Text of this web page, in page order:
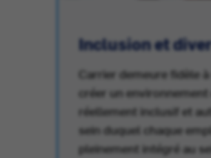
Inclusion et
Carrier demeure fidèle
créer un
réellement inclusif et
sein duquel chaque
pleinement intégré au